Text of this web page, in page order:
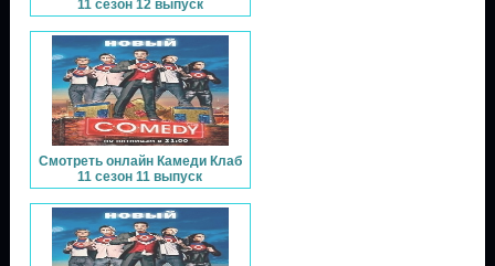
11 сезон 12 выпуск
Смотреть онлайн Камеди Клаб
11 сезон 11 выпуск